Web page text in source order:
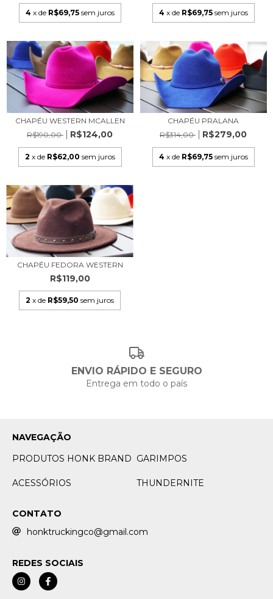
4 x de R$69,75 sem juros 4 x de R$69,75 sem juros
CHAPÉU WESTERN MCALLEN
R$190,00
R$124,00
2 x de R$62,00 sem juros
CHAPÉU PRALANA
R$314,00
R$279,00
4 x de R$69,75 sem juros
CHAPÉU FEDORA WESTERN
R$119,00
2 x de R$59,50 sem juros
ENVIO RÁPIDO E SEGURO
Entrega em todo o país
NAVEGAÇÃO
PRODUTOS HONK BRAND GARIMPOS
ACESSÓRIOS THUNDERNITE
CONTATO
honktruckingco@gmail.com
REDES SOCIAIS